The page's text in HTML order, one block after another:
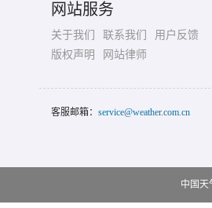
网站服务
关于我们 联系我们
用户反馈
版权声明
网站律师
客服邮箱： service@weather.com.cn
中国